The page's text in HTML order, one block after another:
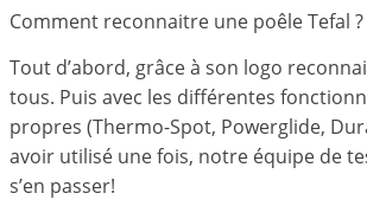
Comment reconnaitre une poêle Tefal ?
Tout d’abord, grâce à son logo
tous. Puis avec les différentes
propres (Thermo-Spot, Powerglide,
avoir utilisé une fois, notre équipe de
s’en passer!